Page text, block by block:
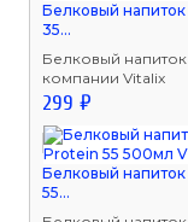
Белковый
35...
Белковый напиток
компании Vitalix
299 ₽
Белковый
55...